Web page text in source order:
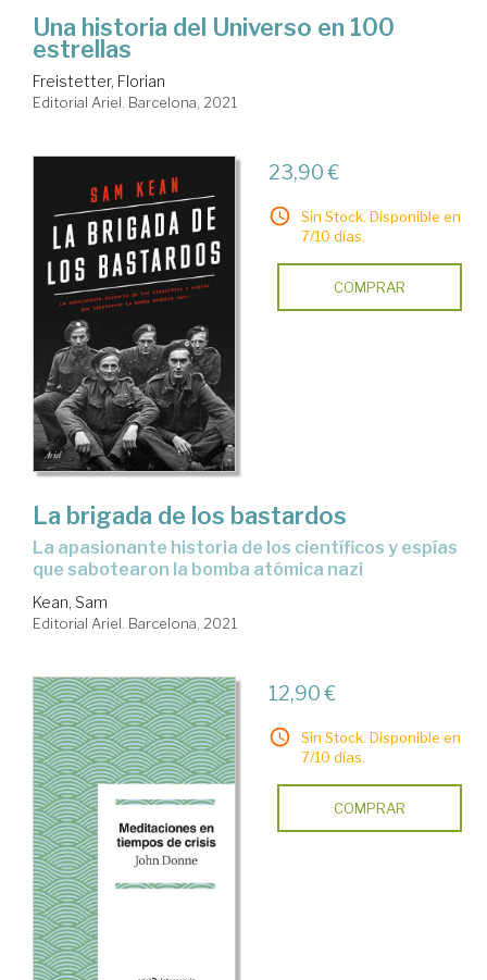
Una historia del Universo en 100
estrellas
Freistetter, Florian
Editorial Ariel. Barcelona, 2021
23,90 €
Sin Stock. Disponible en
7/10 días.
COMPRAR
La brigada de los bastardos
la apasionante historia de los científicos y espías
que sabotearon la bomba atómica nazi
Kean, Sam
Editorial Ariel. Barcelona, 2021
12,90 €
Sin Stock. Disponible en
7/10 días.
COMPRAR